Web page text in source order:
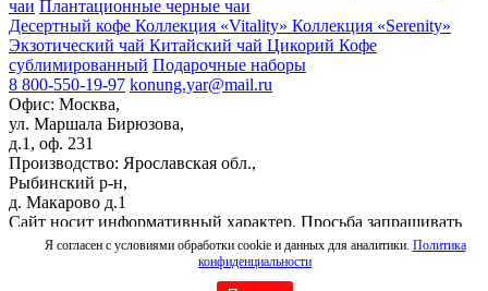
Я согласен с условиями обработки cookie и данных для аналитики. Политика
конфиденциальности
чаи Плантационные черные чаи
Десертный кофе Коллекция «Vitality» Коллекция «Serenity»
Экзотический чай Китайский чай Цикорий Кофе
сублимированный Подарочные наборы
8 800-550-19-97 konung.yar@mail.ru
Офис: Москва,
ул. Маршала Бирюзова,
д.1, оф. 231
Производство: Ярославская обл.,
Рыбинский р-н,
д. Макарово д.1
Сайт носит информативный характер. Просьба запрашивать
актуальный прайс-лист
© 2026 Все права защищены. Информация на сайте не
является публичной офертой.Создание сайта